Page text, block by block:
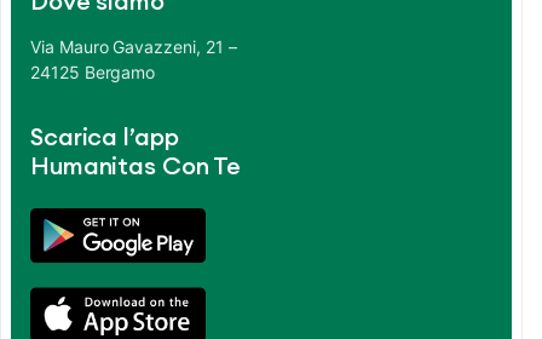
Via Mauro Gavazzeni, 21 –
24125 Bergamo
Scarica l’app
Humanitas Con Te